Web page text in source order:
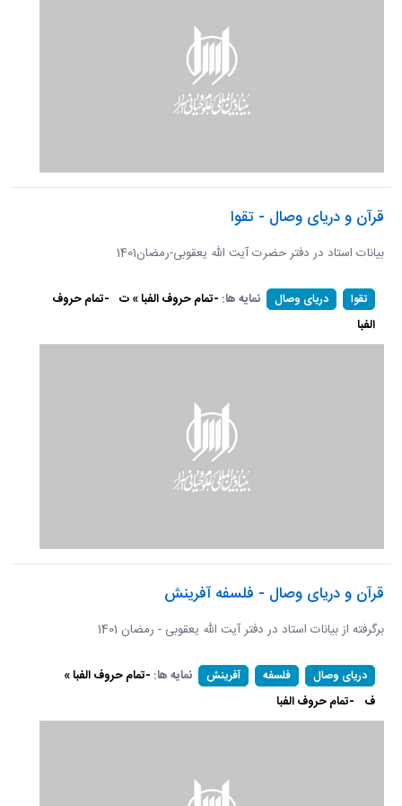
قرآن و دریای وصال - تقوا
بیانات استاد در دفتر حضرت آیت الله یعقوبی-رمضان1401
تقوا دریای وصال نمایه ها: -تمام حروف الفبا » ت -تمام حروف
الفبا
قرآن و دریای وصال - فلسفه آفرینش
برگرفته از بیانات استاد در دفتر آیت الله یعقوبی - رمضان 1401
دریای وصال فلسفه آفرینش نمایه ها: -تمام حروف الفبا »
ف -تمام حروف الفبا